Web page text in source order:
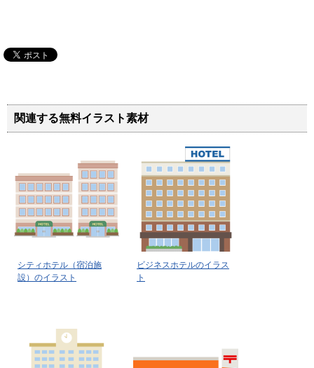
関連する無料イラスト素材
シティホテル（宿泊施
設）のイラスト
ビジネスホテルのイラス
ト